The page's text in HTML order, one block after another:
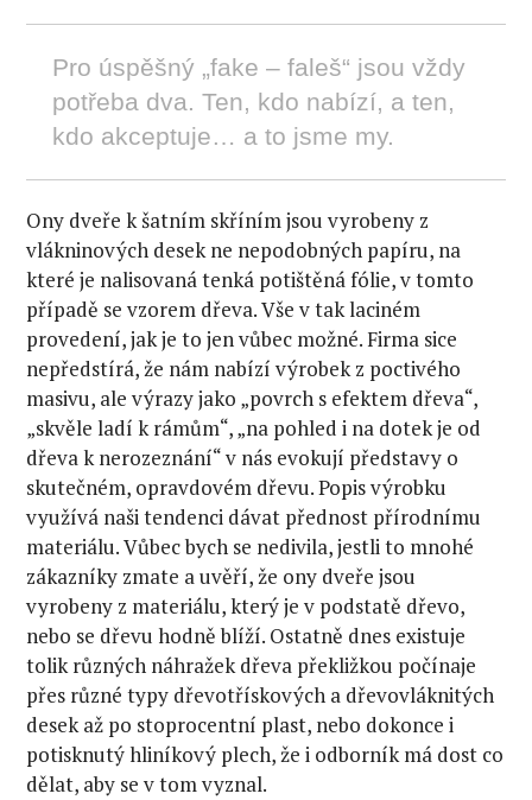
Pro úspěšný „fake – faleš“ jsou vždy
potřeba dva. Ten, kdo nabízí, a ten,
kdo akceptuje… a to jsme my.
Ony dveře k šatním skříním jsou vyrobeny z
vlákninových desek ne nepodobných papíru, na
které je nalisovaná tenká potištěná fólie, v tomto
případě se vzorem dřeva. Vše v tak laciném
provedení, jak je to jen vůbec možné. Firma sice
nepředstírá, že nám nabízí výrobek z poctivého
masivu, ale výrazy jako „povrch s efektem dřeva“,
„skvěle ladí k rámům“, „na pohled i na dotek je od
dřeva k nerozeznání“ v nás evokují představy o
skutečném, opravdovém dřevu. Popis výrobku
využívá naši tendenci dávat přednost přírodnímu
materiálu. Vůbec bych se nedivila, jestli to mnohé
zákazníky zmate a uvěří, že ony dveře jsou
vyrobeny z materiálu, který je v podstatě dřevo,
nebo se dřevu hodně blíží. Ostatně dnes existuje
tolik různých náhražek dřeva překližkou počínaje
přes různé typy dřevotřískových a dřevovláknitých
desek až po stoprocentní plast, nebo dokonce i
potisknutý hliníkový plech, že i odborník má dost co
dělat, aby se v tom vyznal.